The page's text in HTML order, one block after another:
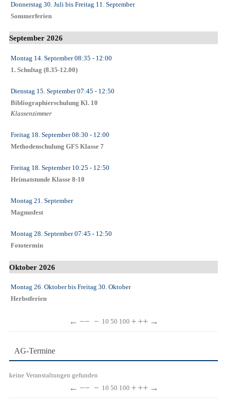
Donnerstag 30. Juli bis Freitag 11. September
Sommerferien
September 2026
Montag 14. September08:35 - 12:00
1. Schultag (8.35-12.00)
Dienstag 15. September07:45 - 12:50
Bibliographierschulung Kl. 10
Klassenzimmer
Freitag 18. September08:30 - 12:00
Methodenschulung GFS Klasse 7
Freitag 18. September10:25 - 12:50
Heimatstunde Klasse 8-10
Montag 21. September
Magnusfest
Montag 28. September07:45 - 12:50
Fototermin
Oktober 2026
Montag 26. Oktoberbis Freitag 30. Oktober
Herbstferien
← −− − 10 50 100 + ++ →
AG-Termine
keine Veranstaltungen gefunden
← −− − 10 50 100 + ++ →